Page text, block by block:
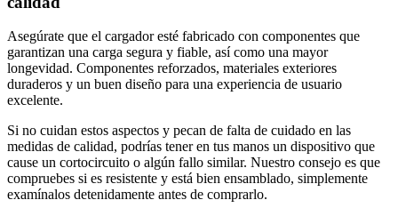
Asegúrate que el cargador esté fabricado con componentes que
garantizan una carga segura y fiable, así como una mayor
longevidad. Componentes reforzados, materiales exteriores
duraderos y un buen diseño para una experiencia de usuario
excelente.
Si no cuidan estos aspectos y pecan de falta de cuidado en las
medidas de calidad, podrías tener en tus manos un dispositivo que
cause un cortocircuito o algún fallo similar. Nuestro consejo es que
compruebes si es resistente y está bien ensamblado, simplemente
examínalos detenidamente antes de comprarlo.